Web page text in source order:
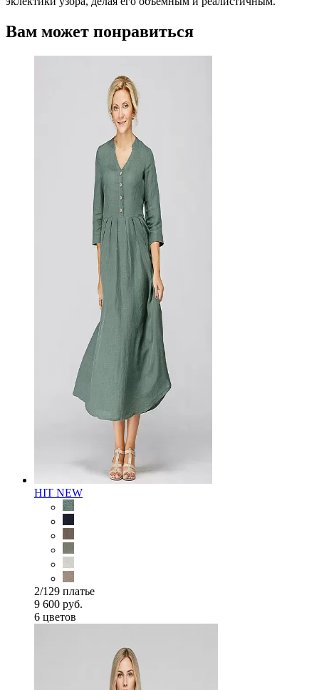
Вам может понравиться
HIT NEW
2/129 платье
9 600 руб.
6 цветов